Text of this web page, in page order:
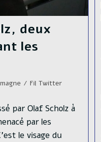
deux
les
/ Fil Twitter
par Olaf Scholz à
par les
le visage du